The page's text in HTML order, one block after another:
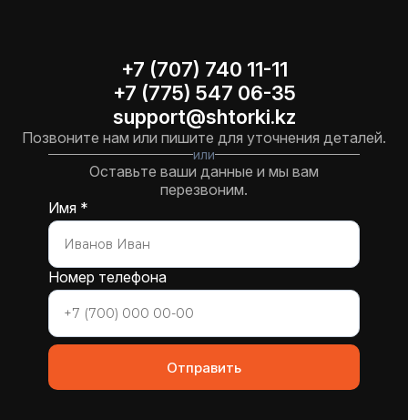
+7 (707) 740 11-11
+7 (775) 547 06-35
support@shtorki.kz
Позвоните нам или пишите для уточнения деталей.
или
Оставьте ваши данные и мы вам
перезвоним.
Имя *
Номер телефона
Отправить